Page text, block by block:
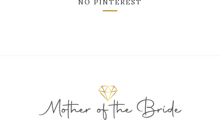
NO PINTEREST